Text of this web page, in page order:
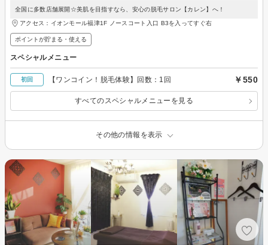
全国に多数店舗展開☆美肌を目指すなら、安心の脱毛サロン【カレン】へ！
アクセス：イオンモール福津1F ノースコート入口 B3を入ってすぐ右
ポイントが貯まる・使える
スペシャルメニュー
初回 【ワンコイン！脱毛体験】回数：1回 ￥550
すべてのスペシャルメニューを見る
その他の情報を表示